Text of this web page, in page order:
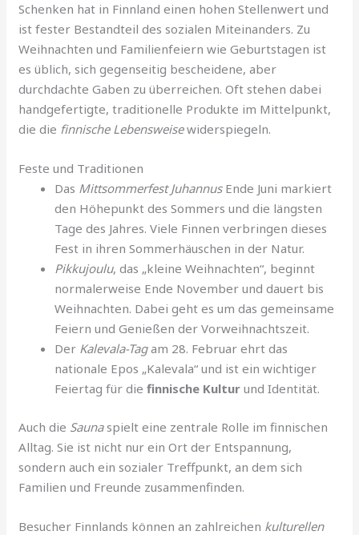
Schenken hat in Finnland einen hohen Stellenwert und
ist fester Bestandteil des sozialen Miteinanders. Zu
Weihnachten und Familienfeiern wie Geburtstagen ist
es üblich, sich gegenseitig bescheidene, aber
durchdachte Gaben zu überreichen. Oft stehen dabei
handgefertigte, traditionelle Produkte im Mittelpunkt,
die die finnische Lebensweisewiderspiegeln.
Feste und Traditionen
Das Mittsommerfest JuhannusEnde Juni markiert
den Höhepunkt des Sommers und die längsten
Tage des Jahres. Viele Finnen verbringen dieses
Fest in ihren Sommerhäuschen in der Natur.
Pikkujoulu, das „kleine Weihnachten“, beginnt
normalerweise Ende November und dauert bis
Weihnachten. Dabei geht es um das gemeinsame
Feiern und Genießen der Vorweihnachtszeit.
Der Kalevala-Tagam 28. Februar ehrt das
nationale Epos „Kalevala“ und ist ein wichtiger
Feiertag für diefinnische Kultur und Identität.
Auch die Saunaspielt eine zentrale Rolle im finnischen
Alltag. Sie ist nicht nur ein Ort der Entspannung,
sondern auch ein sozialer Treffpunkt, an dem sich
Familien und Freunde zusammenfinden.
Besucher Finnlands können an zahlreichen kulturellen